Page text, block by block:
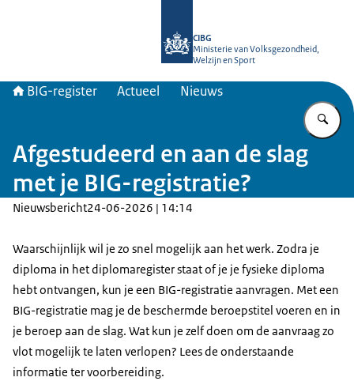
CIBG
Ministerie van Volksgezondheid,
Welzijn en Sport
BIG-register Actueel Nieuws
Afgestudeerd en aan de slag
met je BIG-registratie?
Nieuwsbericht24-06-2026 | 14:14
Waarschijnlijk wil je zo snel mogelijk aan het werk. Zodra je
diploma in het diplomaregister staat of je je fysieke diploma
hebt ontvangen, kun je een BIG-registratie aanvragen. Met een
BIG-registratie mag je de beschermde beroepstitel voeren en in
je beroep aan de slag. Wat kun je zelf doen om de aanvraag zo
vlot mogelijk te laten verlopen? Lees de onderstaande
informatie ter voorbereiding.